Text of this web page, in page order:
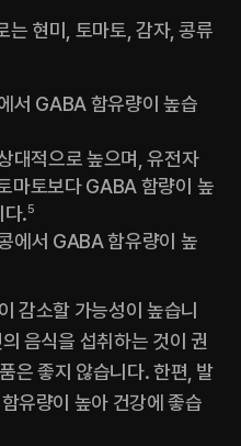
는 현미, 토마토, 감자, 콩류
서 GABA 함유량이 높습
대적으로 높으며, 유전자
마토보다 GABA 함량이 높
다.5
에서 GABA 함유량이 높
감소할 가능성이 높습니
음식을 섭취하는 것이 권
은 좋지 않습니다. 한편, 발
유량이 높아 건강에 좋습